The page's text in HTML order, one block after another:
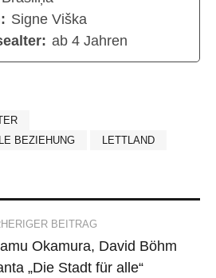
Signe Viška
ab 4 Jahren
BEZIEHUNG
LETTLAND
BEITRAG
Okamura, David Böhm
„Die Stadt für alle“